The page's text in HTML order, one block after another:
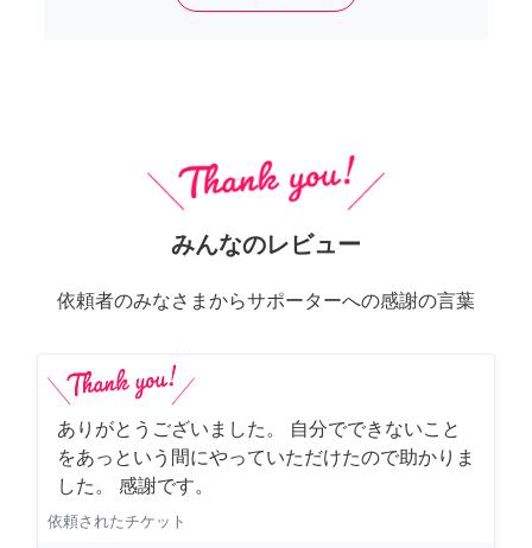
みんなのレビュー
依頼者のみなさまからサポーターへの感謝の言葉
ありがとうございました。 自分でできないこと
をあっという間にやっていただけたので助かりま
した。 感謝です。
依頼されたチケット